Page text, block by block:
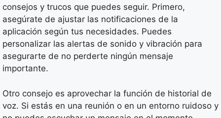
consejos y trucos que puedes seguir. Primero,
asegúrate de ajustar las notificaciones de la
aplicación según tus necesidades. Puedes
personalizar las alertas de sonido y vibración para
asegurarte de no perderte ningún mensaje
importante.
Otro consejo es aprovechar la función de historial de
voz. Si estás en una reunión o en un entorno ruidoso y